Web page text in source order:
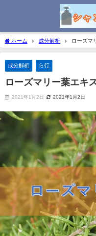
ホーム 成分解析 ローズマ
成分解析 ら行
ローズマリー葉エキ
2021年1月2日 2021年1月2日